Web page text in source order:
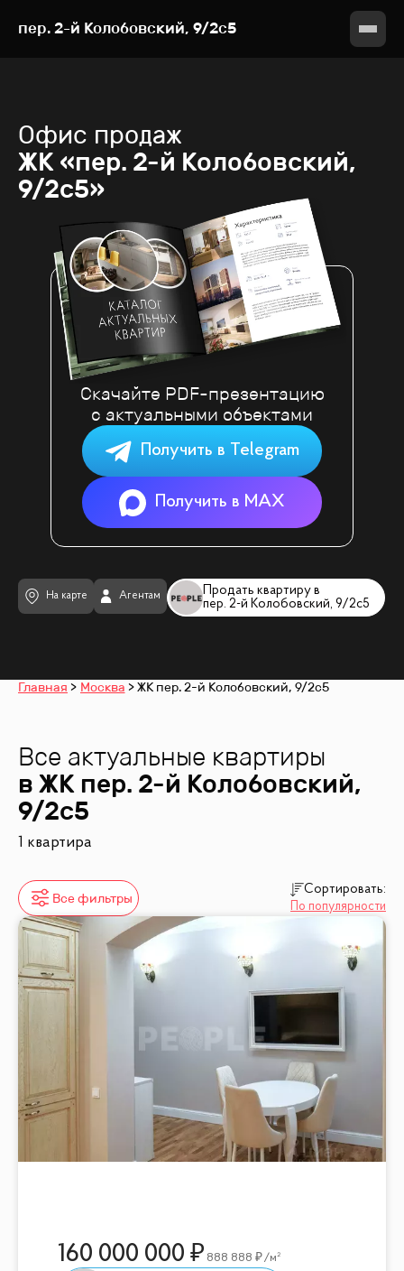
пер. 2-й Колобовский, 9/2с5
Офис продаж
ЖК «пер. 2-й Колобовский,
9/2с5»
Продать квартиру в
пер. 2-й Колобовский, 9/2с5
На карте Агентам
Скачайте PDF-презентацию
с актуальными объектами
Получить в Telegram
Получить в MAX
Главная Москва ЖК пер. 2-й Колобовский, 9/2с5
Все актуальные квартиры
в ЖК пер. 2-й Колобовский,
9/2с5
1 квартира
Все фильтры
Сортировать:
По популярности
160 000 000 888 888 /м²